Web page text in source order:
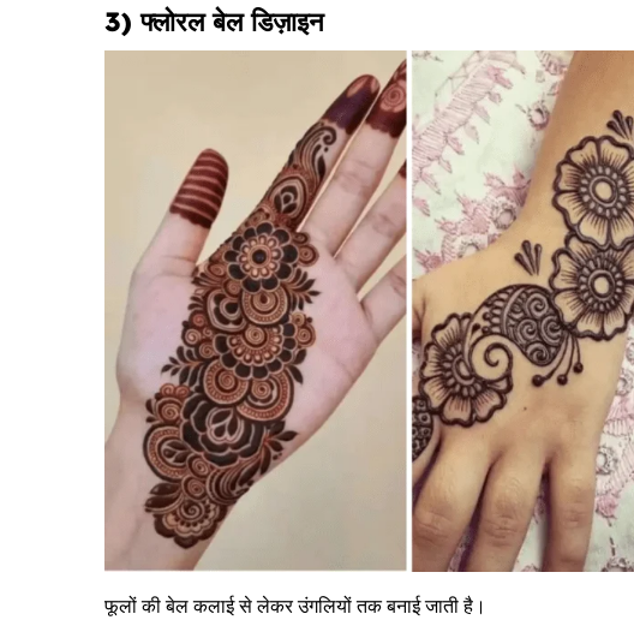
3) फ्लोरल बेल डिज़ाइन
फूलों की बेल कलाई से लेकर उंगलियों तक बनाई जाती है।